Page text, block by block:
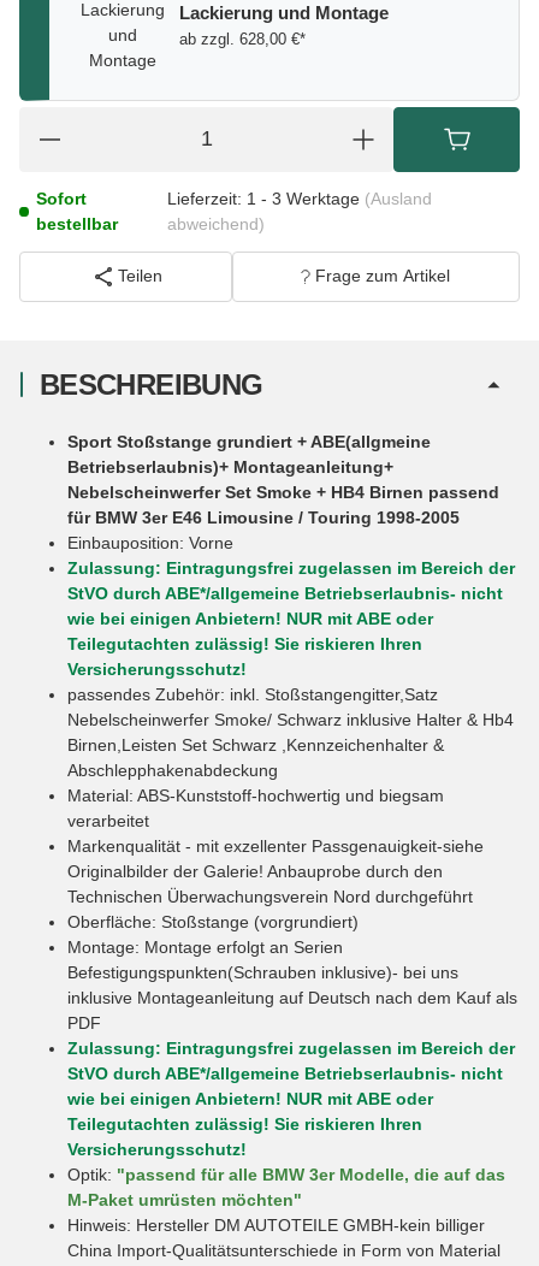
Lackierung und Montage
ab zzgl. 628,00 €*
Sofort
bestellbar
Lieferzeit: 1 - 3 Werktage (Ausland
abweichend)
Teilen Frage zum Artikel
BESCHREIBUNG
Sport Stoßstange grundiert + ABE(allgmeine
Betriebserlaubnis)+ Montageanleitung+
Nebelscheinwerfer Set Smoke + HB4 Birnen passend
für BMW 3er E46 Limousine / Touring 1998-2005
Einbauposition: Vorne
Zulassung: Eintragungsfrei zugelassen im Bereich der
StVO durch ABE*/allgemeine Betriebserlaubnis- nicht
wie bei einigen Anbietern! NUR mit ABE oder
Teilegutachten zulässig! Sie riskieren Ihren
Versicherungsschutz!
passendes Zubehör: inkl. Stoßstangengitter,Satz
Nebelscheinwerfer Smoke/ Schwarz inklusive Halter & Hb4
Birnen,Leisten Set Schwarz ,Kennzeichenhalter &
Abschlepphakenabdeckung
Material: ABS-Kunststoff-hochwertig und biegsam
verarbeitet
Markenqualität - mit exzellenter Passgenauigkeit-siehe
Originalbilder der Galerie! Anbauprobe durch den
Technischen Überwachungsverein Nord durchgeführt
Oberfläche: Stoßstange (vorgrundiert)
Montage: Montage erfolgt an Serien
Befestigungspunkten(Schrauben inklusive)- bei uns
inklusive Montageanleitung auf Deutsch nach dem Kauf als
PDF
Zulassung: Eintragungsfrei zugelassen im Bereich der
StVO durch ABE*/allgemeine Betriebserlaubnis- nicht
wie bei einigen Anbietern! NUR mit ABE oder
Teilegutachten zulässig! Sie riskieren Ihren
Versicherungsschutz!
Optik: "passend für alle BMW 3er Modelle, die auf das
M-Paket umrüsten möchten"
Hinweis: Hersteller DM AUTOTEILE GMBH-kein billiger
China Import-Qualitätsunterschiede in Form von Material